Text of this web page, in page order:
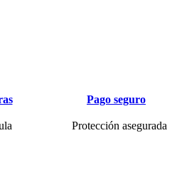
Pago seguro
Protección asegurada